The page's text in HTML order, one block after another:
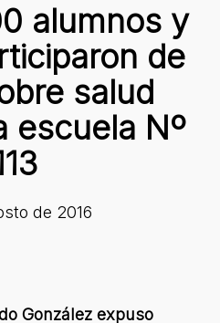
alumnos y
de
salud
escuela Nº
de 2016
González expuso